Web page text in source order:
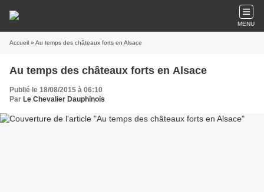
MENU
Accueil » Au temps des châteaux forts en Alsace
Au temps des châteaux forts en Alsace
Publié le 18/08/2015 à 06:10
Par Le Chevalier Dauphinois